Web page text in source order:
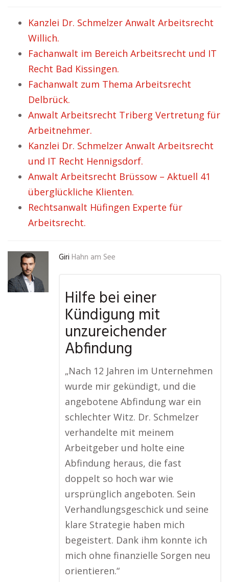
Kanzlei Dr. Schmelzer Anwalt Arbeitsrecht
Willich.
Fachanwalt im Bereich Arbeitsrecht und IT
Recht Bad Kissingen.
Fachanwalt zum Thema Arbeitsrecht
Delbrück.
Anwalt Arbeitsrecht Triberg Vertretung für
Arbeitnehmer.
Kanzlei Dr. Schmelzer Anwalt Arbeitsrecht
und IT Recht Hennigsdorf.
Anwalt Arbeitsrecht Brüssow – Aktuell 41
überglückliche Klienten.
Rechtsanwalt Hüfingen Experte für
Arbeitsrecht.
Giri Hahn am See
Hilfe bei einer
Kündigung mit
unzureichender
Abfindung
„Nach 12 Jahren im Unternehmen
wurde mir gekündigt, und die
angebotene Abfindung war ein
schlechter Witz. Dr. Schmelzer
verhandelte mit meinem
Arbeitgeber und holte eine
Abfindung heraus, die fast
doppelt so hoch war wie
ursprünglich angeboten. Sein
Verhandlungsgeschick und seine
klare Strategie haben mich
begeistert. Dank ihm konnte ich
mich ohne finanzielle Sorgen neu
orientieren.“